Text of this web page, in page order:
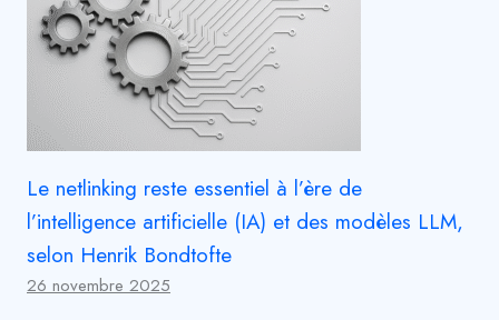
Le netlinking reste essentiel à l’ère de
l’intelligence artificielle (IA) et des modèles LLM,
selon Henrik Bondtofte
26 novembre 2025